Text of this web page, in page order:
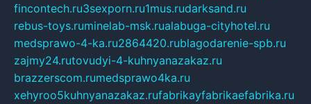
fincontech.ru3sexporn.ru1mus.rudarksand.ru
rebus-toys.ruminelab-msk.rualabuga-cityhotel.ru
medsprawo-4-ka.ru2864420.rublagodarenie-spb.ru
zajmy24.rutovudyi-4-kuhnyanazakaz.ru
brazzerscom.rumedsprawo4ka.ru
xehyroo5kuhnyanazakaz.rufabrikayfabrikaefabrika.ru